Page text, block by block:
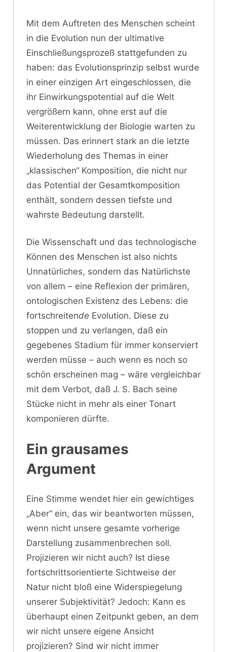
Mit dem Auftreten des Menschen scheint
in die Evolution nun der ultimative
Einschließungsprozeß stattgefunden zu
haben: das Evolutionsprinzip selbst wurde
in einer einzigen Art eingeschlossen, die
ihr Einwirkungspotential auf die Welt
vergrößern kann, ohne erst auf die
Weiterentwicklung der Biologie warten zu
müssen. Das erinnert stark an die letzte
Wiederholung des Themas in einer
„klassischen“ Komposition, die nicht nur
das Potential der Gesamtkomposition
enthält, sondern dessen tiefste und
wahrste Bedeutung darstellt.
Die Wissenschaft und das technologische
Können des Menschen ist also nichts
Unnatürliches, sondern das Natürlichste
von allem – eine Reflexion der primären,
ontologischen Existenz des Lebens: die
fortschreitende Evolution. Diese zu
stoppen und zu verlangen, daß ein
gegebenes Stadium für immer konserviert
werden müsse – auch wenn es noch so
schön erscheinen mag – wäre vergleichbar
mit dem Verbot, daß J. S. Bach seine
Stücke nicht in mehr als einer Tonart
komponieren dürfte.
Ein grausames
Argument
Eine Stimme wendet hier ein gewichtiges
„Aber“ ein, das wir beantworten müssen,
wenn nicht unsere gesamte vorherige
Darstellung zusammenbrechen soll.
Projizieren wir nicht auch? Ist diese
fortschrittsorientierte Sichtweise der
Natur nicht bloß eine Widerspiegelung
unserer Subjektivität? Jedoch: Kann es
überhaupt einen Zeitpunkt geben, an dem
wir nicht unsere eigene Ansicht
projizieren? Sind wir nicht immer